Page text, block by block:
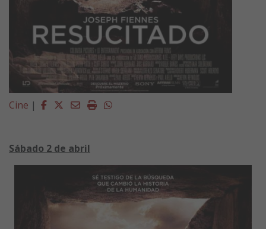
Cine | Facebook
Twitter
EmailImprimirWhatsapp
Sábado 2 de abril